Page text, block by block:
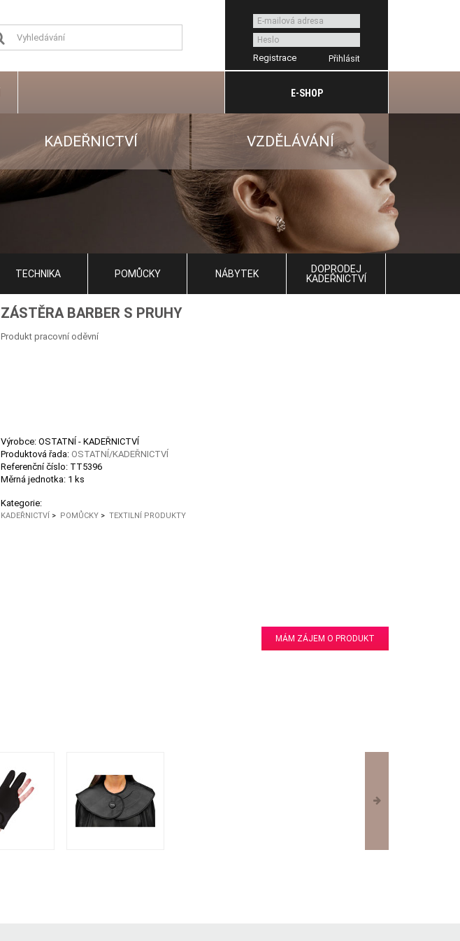
Registrace
E-SHOP
KADEŘNICTVÍ VZDĚLÁVÁNÍ
TECHNIKA POMŮCKY NÁBYTEK
DOPRODEJ
KADEŘNICTVÍ
ZÁSTĚRA BARBER S PRUHY
Produkt pracovní oděvní
Výrobce: OSTATNÍ - KADEŘNICTVÍ
Produktová řada: OSTATNÍ/KADEŘNICTVÍ
Referenční číslo: TT5396
Měrná jednotka: 1 ks
Kategorie:
KADEŘNICTVÍ > POMŮCKY > TEXTILNÍ PRODUKTY
MÁM ZÁJEM O PRODUKT